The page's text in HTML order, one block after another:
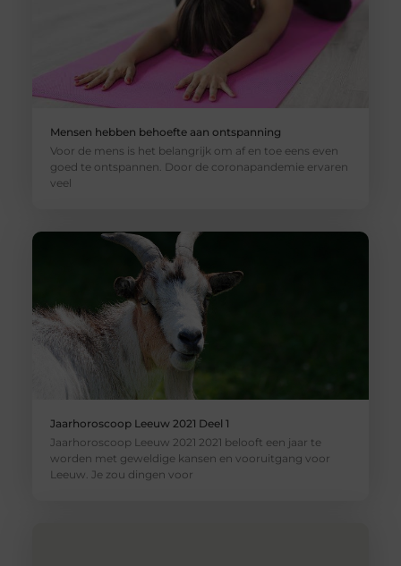
Mensen hebben behoefte aan ontspanning
Voor de mens is het belangrijk om af en toe eens even
goed te ontspannen. Door de coronapandemie ervaren
veel
Jaarhoroscoop Leeuw 2021 Deel 1
Jaarhoroscoop Leeuw 2021 2021 belooft een jaar te
worden met geweldige kansen en vooruitgang voor
Leeuw. Je zou dingen voor